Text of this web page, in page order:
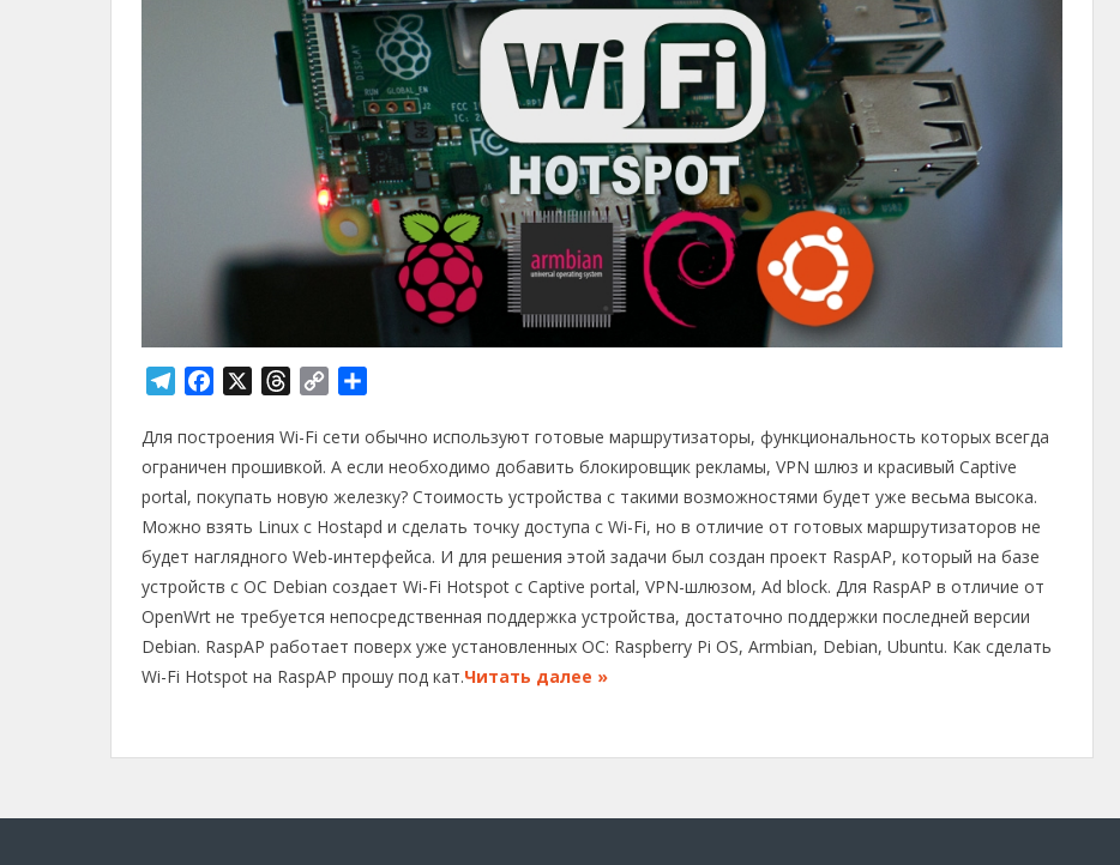
l
e
g
r
a
m
c
e
b
o
o
k
r
e
a
d
s
p
y
L
i
n
k
п
р
а
в
и
т
ь
Для построения Wi-Fi сети обычно используют готовые маршрутизаторы, функциональность которых всегда
ограничен прошивкой. А если необходимо добавить блокировщик рекламы, VPN шлюз и красивый Captive
portal, покупать новую железку? Стоимость устройства с такими возможностями будет уже весьма высока.
Можно взять Linux с Hostapd и сделать точку доступа с Wi-Fi, но в отличие от готовых маршрутизаторов не
будет наглядного Web-интерфейса. И для решения этой задачи был создан проект RaspAP, который на базе
устройств с ОС Debian создает Wi-Fi Hotspot с Captive portal, VPN-шлюзом, Ad block. Для RaspAP в отличие от
OpenWrt не требуется непосредственная поддержка устройства, достаточно поддержки последней версии
Debian. RaspAP работает поверх уже установленных ОС: Raspberry Pi OS, Armbian, Debian, Ubuntu. Как сделать
Wi-Fi Hotspot на RaspAP прошу под кат.Читать далее »